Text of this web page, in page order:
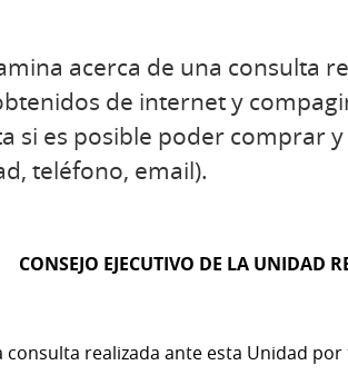
acerca de una consulta
de internet y
si es posible poder comprar
teléfono, email).
CONSEJO EJECUTIVO DE LA UNIDAD
consulta realizada ante esta Unidad